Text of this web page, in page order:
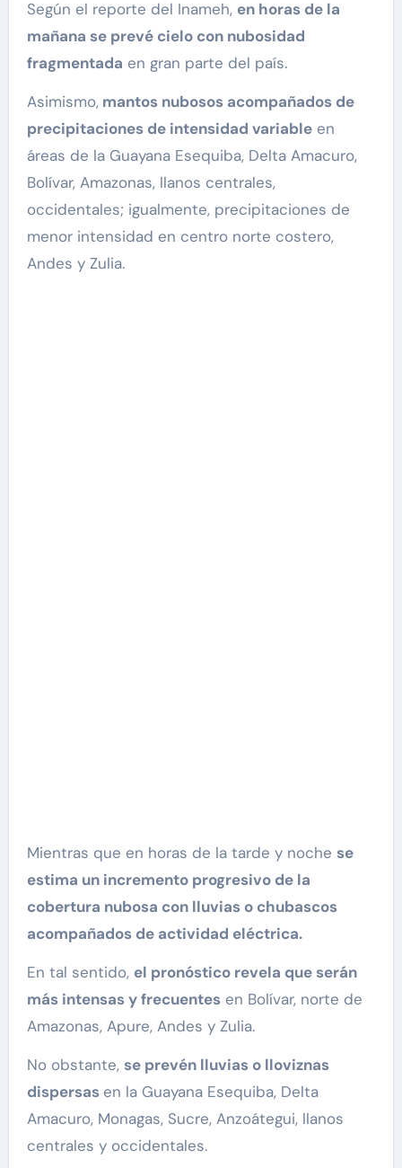
Según el reporte del Inameh, en horas de la
mañana se prevé cielo con nubosidad
fragmentada en gran parte del país.
Asimismo,mantos nubosos acompañados de
precipitaciones de intensidad variableen
áreas de la Guayana Esequiba, Delta Amacuro,
Bolívar, Amazonas, llanos centrales,
occidentales; igualmente, precipitaciones de
menor intensidad en centro norte costero,
Andes y Zulia.
Mientras que en horas de la tarde y noche se
estima un incremento progresivo de la
cobertura nubosa con lluvias o chubascos
acompañados de actividad eléctrica.
En tal sentido, el pronóstico revela que serán
más intensas y frecuentesen Bolívar, norte de
Amazonas, Apure, Andes y Zulia.
No obstante, se prevén lluvias o lloviznas
dispersas en la Guayana Esequiba, Delta
Amacuro, Monagas, Sucre, Anzoátegui, llanos
centrales y occidentales.